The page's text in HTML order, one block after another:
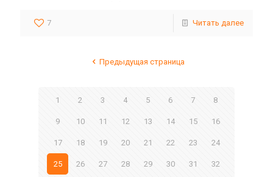
7 Читать далее
Предыдущая страница
1 2 3 4 5 6 7 8
9 10 11 12 13 14 15 16
17 18 19 20 21 22 23 24
25 26 27 28 29 30 31 32